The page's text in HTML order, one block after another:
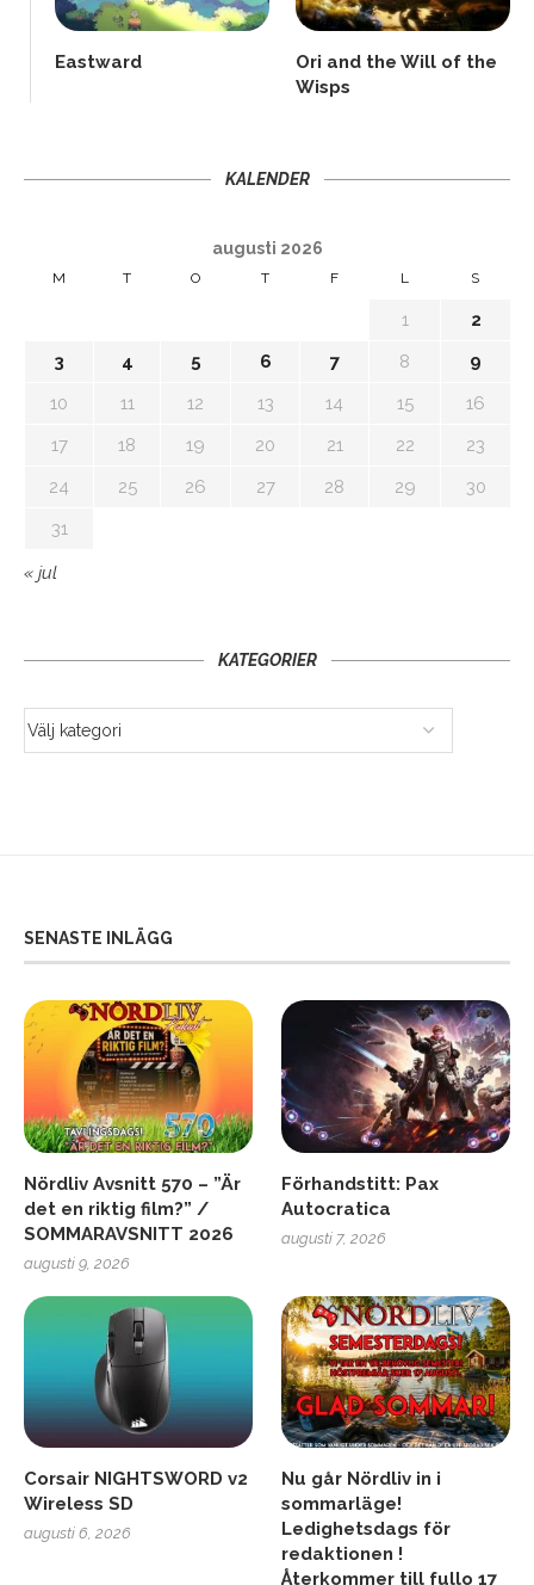
Eastward
Ori and the Will of the
Wisps
KALENDER
augusti 2026
M T O T F L S
1
2
3
4 5 6 7 8
9
10
11 12 13 14 15
16
17
18 19 20 21 22
23
24
25 26 27 28 29
30
31
« jul
KATEGORIER
SENASTE INLÄGG
Nördliv Avsnitt 570 – ”Är
det en riktig film?” /
SOMMARAVSNITT 2026
augusti 9, 2026
Förhandstitt: Pax
Autocratica
augusti 7, 2026
Corsair NIGHTSWORD v2
Wireless SD
augusti 6, 2026
Nu går Nördliv in i
sommarläge!
Ledighetsdags för
redaktionen !
Återkommer till fullo 17